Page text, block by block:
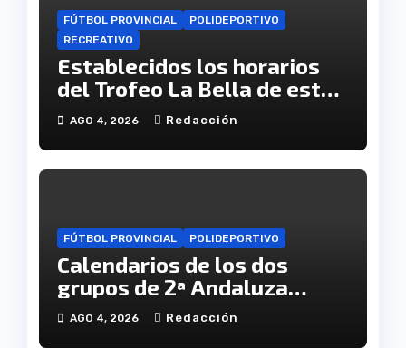
FÚTBOL PROVINCIAL
POLIDEPORTIVO
RECREATIVO
Establecidos los horarios
del Trofeo La Bella de este
viernes
AGO 4, 2026 Redacción
FÚTBOL PROVINCIAL POLIDEPORTIVO
Calendarios de los dos
grupos de 2ª Andaluza
Senior
AGO 4, 2026 Redacción